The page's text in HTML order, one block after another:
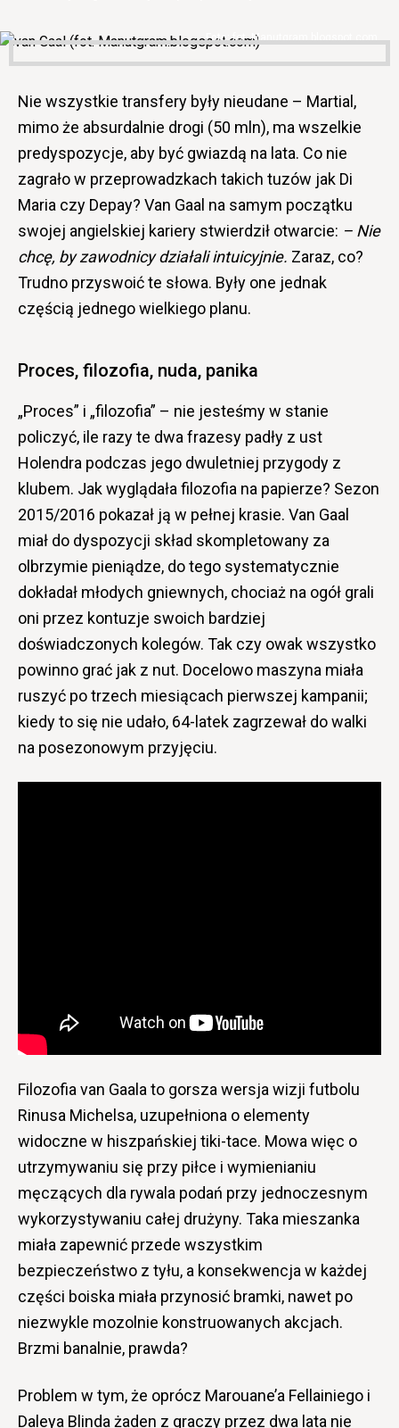
fot. Manutgram.blogspot.com
Nie wszystkie transfery były nieudane – Martial,
mimo że absurdalnie drogi (50 mln), ma wszelkie
predyspozycje, aby być gwiazdą na lata. Co nie
zagrało w przeprowadzkach takich tuzów jak Di
Maria czy Depay? Van Gaal na samym początku
swojej angielskiej kariery stwierdził otwarcie: – Nie
chcę, by zawodnicy działali intuicyjnie. Zaraz, co?
Trudno przyswoić te słowa. Były one jednak
częścią jednego wielkiego planu.
Proces, filozofia, nuda, panika
„Proces” i „filozofia” – nie jesteśmy w stanie
policzyć, ile razy te dwa frazesy padły z ust
Holendra podczas jego dwuletniej przygody z
klubem. Jak wyglądała filozofia na papierze? Sezon
2015/2016 pokazał ją w pełnej krasie. Van Gaal
miał do dyspozycji skład skompletowany za
olbrzymie pieniądze, do tego systematycznie
dokładał młodych gniewnych, chociaż na ogół grali
oni przez kontuzje swoich bardziej
doświadczonych kolegów. Tak czy owak wszystko
powinno grać jak z nut. Docelowo maszyna miała
ruszyć po trzech miesiącach pierwszej kampanii;
kiedy to się nie udało, 64-latek zagrzewał do walki
na posezonowym przyjęciu.
Filozofia van Gaala to gorsza wersja wizji futbolu
Rinusa Michelsa, uzupełniona o elementy
widoczne w hiszpańskiej tiki-tace. Mowa więc o
utrzymywaniu się przy piłce i wymienianiu
męczących dla rywala podań przy jednoczesnym
wykorzystywaniu całej drużyny. Taka mieszanka
miała zapewnić przede wszystkim
bezpieczeństwo z tyłu, a konsekwencja w każdej
części boiska miała przynosić bramki, nawet po
niezwykle mozolnie konstruowanych akcjach.
Brzmi banalnie, prawda?
Problem w tym, że oprócz Marouane’a Fellainiego i
Daleya Blinda żaden z graczy przez dwa lata nie